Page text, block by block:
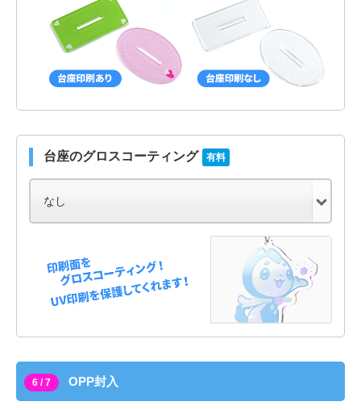
台座のグロスコーティング 有料
6 / 7 OPP封入